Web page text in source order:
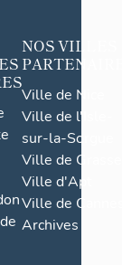
NOS VILLES
Ville de Nice
Ville de l'Isle-
sur-la-Sorgue
Ville de Grasse
Ville d'Apt
Ville de
Archives